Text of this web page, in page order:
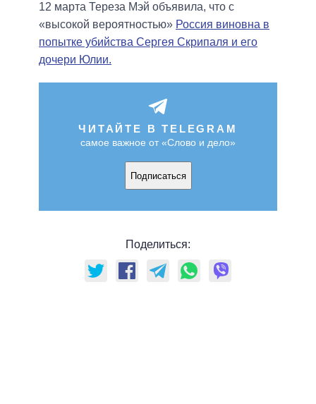
12 марта Тереза ​​Мэй объявила, что с
«высокой вероятностью» Россия виновна в
попытке убийства Сергея Скрипаля и его
дочери Юлии.
ЧИТАЙТЕ В TELEGRAM
самое важное от «Слово и дело»
Подписаться
Поделиться: